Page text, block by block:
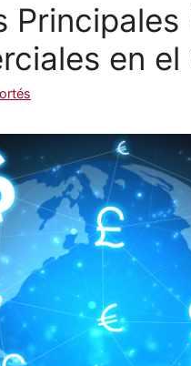
Principales
en